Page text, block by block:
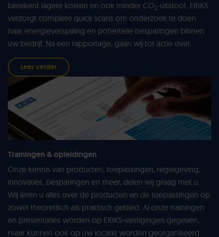
betekent lagere kosten en ook minder CO2-uitstoot. ERIKS
verzorgt complete quick scans om onderzoek te doen
naar energieverspilling en potentiële besparingen binnen
uw bedrijf. Na een rapportage, gaan wij tot actie over.
Lees verder
Trainingen & opleidingen
Onze kennis van producten, toepassingen, regelgeving,
innovaties, besparingen en meer, delen wij graag met u.
Wij leren u alles over de producten en de toepassingen op
zowel theoretisch als praktisch gebied. Al onze trainingen
en presentaties worden op ERIKS-vestigingen gegeven,
maar kunnen ook op uw locatie worden georganiseerd.